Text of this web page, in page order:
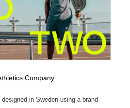
Company
in Sweden using a brand